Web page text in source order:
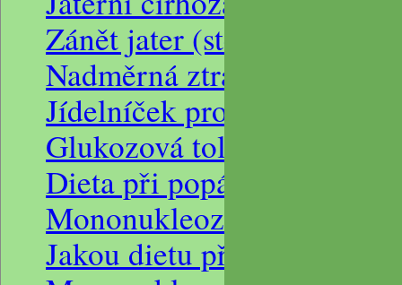
Zánět jater (steatóza),
Nadměrná ztráta bílkovin
Jídelníček pro alergika
Glukozová tolerance
Dieta při popáleninách
Mononukleoza dieta
Jakou dietu při